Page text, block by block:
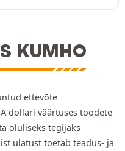
KUMHO
ettevõte
dollari väärtuses toodete
oluliseks tegijaks
ulatust toetab teadus- ja